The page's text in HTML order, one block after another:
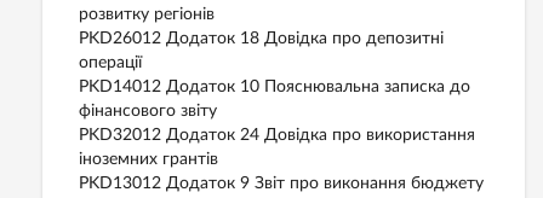
розвитку регіонів
PKD26012 Додаток 18 Довідка про депозитні
операції
PKD14012 Додаток 10 Пояснювальна записка до
фінансового звіту
PKD32012 Додаток 24 Довідка про використання
іноземних грантів
PKD13012 Додаток 9 Звіт про виконання бюджету